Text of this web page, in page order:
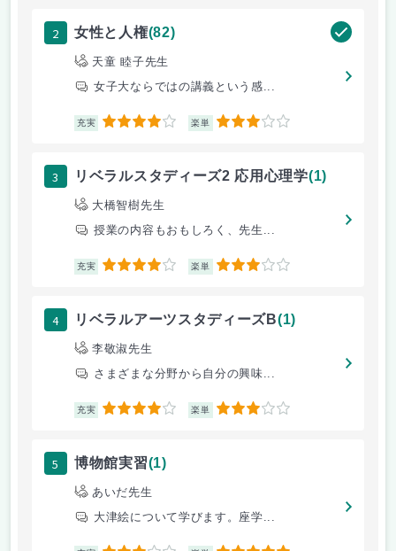
2 女性と人権(82)
天童 睦子先生
女子大ならではの講義という感...
充実 4 楽単 3
3 リベラルスタディーズ2 応用心理学(1)
大橋智樹先生
授業の内容もおもしろく、先生...
充実 4 楽単 3
4 リベラルアーツスタディーズB(1)
李敬淑先生
さまざまな分野から自分の興味...
充実 4 楽単 3
5 博物館実習(1)
あいだ先生
大津絵について学びます。座学...